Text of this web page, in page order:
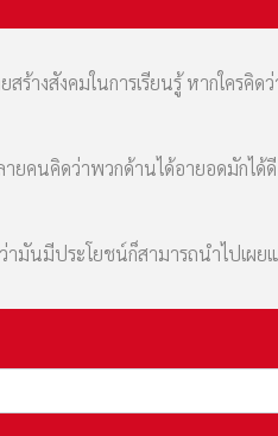
ร้างสังคมในการเรียนรู้ หากใครคิ
ยคนคิดว่าพวกด้านได้อายอดมักได้
มันมีประโยชน์ก็สามารถนำไปเผย